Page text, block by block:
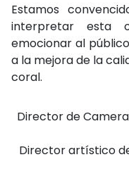
Estamos
interpretar esta
emocionar al
a la mejora de la
coral.
Director de
Director artístico